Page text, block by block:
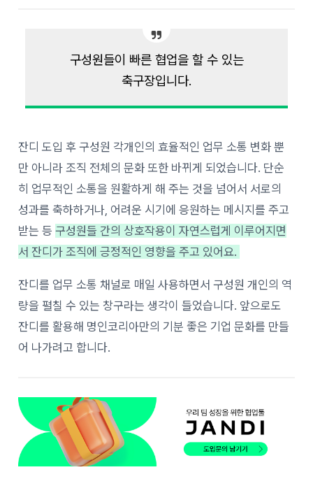
구성원들이 빠른 협업을 할 수 있는
축구장입니다.
잔디 도입 후 구성원 각개인의 효율적인 업무 소통 변화 뿐
만 아니라 조직 전체의 문화 또한 바뀌게 되었습니다. 단순
히 업무적인 소통을 원활하게 해 주는 것을 넘어서 서로의
성과를 축하하거나, 어려운 시기에 응원하는 메시지를 주고
받는 등구성원들 간의 상호작용이 자연스럽게 이루어지면
서 잔디가 조직에 긍정적인 영향을 주고 있어요.
잔디를 업무 소통 채널로 매일 사용하면서 구성원 개인의 역
량을 펼칠 수 있는 창구라는 생각이 들었습니다. 앞으로도
잔디를 활용해 명인코리아만의 기분 좋은 기업 문화를 만들
어 나가려고 합니다.